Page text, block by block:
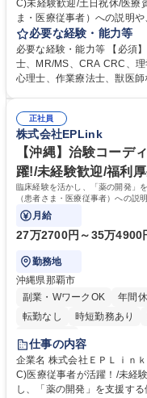
C)未経験歓迎/土日祝休/医療資格を活かす 仕事の
ま・医療従事者）への説明
験業務を底支えしていきま
から専門性が身につく社会貢献度の高い
ま・医療従事者）への説明
ング・服薬状況の確認 ■診
フレックスタイム制/プライ
率は90%以上/育児補助支援金等も有 募集職種 【沖縄】治
ター(CRC)未経験歓迎/土日
必要な経験・能力等
必要な経験・能力等 【必須
士、MR/MS、CRA CRC、
心理士、作業療法士、獣医
足説明ができる点、などを
は、約2週間のe-learning受
トに合格後、OJTとなりま
に合わせてサポートしていくため
学歴：大学院 大学 高専 短大
検査技師
正社員
株式会社EPLink
【沖縄】治験コーデ
躍!/未経験歓迎/福利
臨床経験を活かし、「薬の開発」
（患者さま・医療従事者）への説
を底支えしていただきます。
月給
27万2700円～35万4900
勤務地
沖縄県那覇市
副業・WワークOK
年間
転勤なし
時短勤務あり
土日祝休み
仕事の内容
企業名 株式会社ＥＰＬｉｎｋ 求人名 【沖縄】治験コーディネーター(CR
C)医療従事者が活躍！/未経験歓迎/福利厚生◎
し、「薬の開発」を支援す